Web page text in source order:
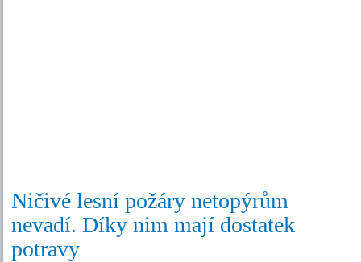
Ničivé lesní požáry netopýrům
nevadí. Díky nim mají dostatek
potravy